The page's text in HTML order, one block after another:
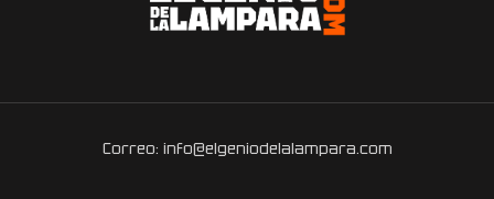
Correo: info@elgeniodelalampara.com